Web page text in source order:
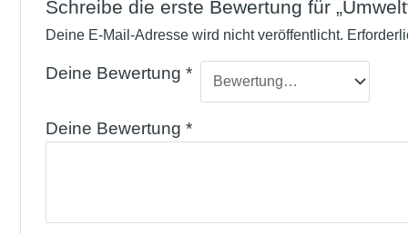
Schreibe die erste Bewertung für
Deine E-Mail-Adresse wird nicht veröffentlicht.
Deine Bewertung *
Deine Bewertung *